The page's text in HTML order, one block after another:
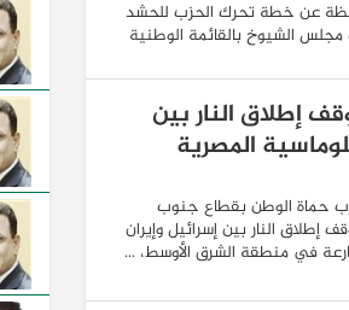
عن خطة تحرك الحزب للحشد
الشيوخ بالقائمة الوطنية
إطلاق النار بين
المصرية
حماة الوطن بقطاع جنوب
إطلاق النار بين إسرائيل وإيران
في منطقة الشرق الأوسط، ...